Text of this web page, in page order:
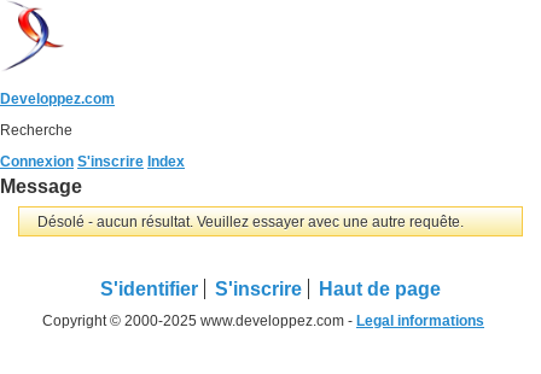
Developpez.com
Recherche
Connexion S'inscrire Index
Message
Désolé - aucun résultat. Veuillez essayer avec une autre requête.
S'identifier S'inscrire Haut de page
Copyright © 2000-2025 www.developpez.com - Legal informations